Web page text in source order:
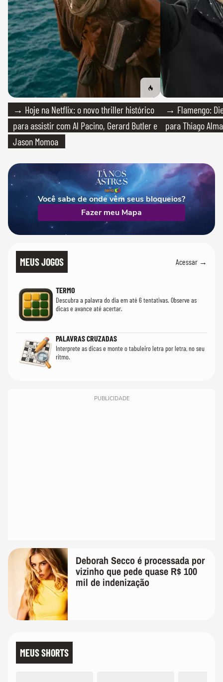
→ Hoje na Netflix: o novo thriller histórico
para assistir com Al Pacino, Gerard Butler e
Jason Momoa
→ Flamengo:
para Thiago
Você sabe de onde vêm seus bloqueios?
Fazer meu Mapa
MEUS JOGOS Acessar →
TERMO
Descubra a palavra do dia em até 6 tentativas. Observe as
dicas e avance até acertar.
PALAVRAS CRUZADAS
Interprete as dicas e monte o tabuleiro letra por letra, no seu
ritmo.
PUBLICIDADE
Deborah Secco é processada por
vizinho que pede quase R$ 100
mil de indenização
MEUS SHORTS